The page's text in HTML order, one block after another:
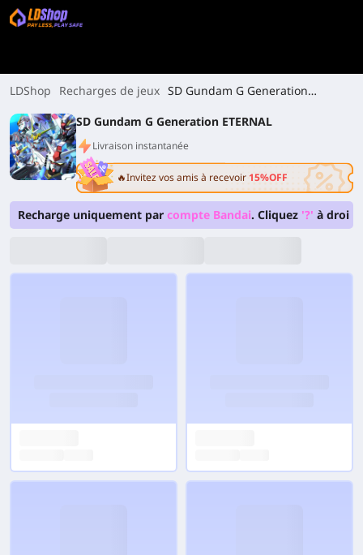
LDShop Recharges de jeux SD Gundam G Generation
SD Gundam G Generation ETERNAL
Livraison instantanée
🔥Invitez vos amis à recevoir 15%OFF
Recharge uniquement par compte Bandai. Cliquez '?' à